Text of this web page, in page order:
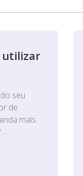
utilizar
seu
de
mais